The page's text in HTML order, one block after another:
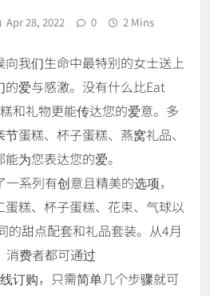
Apr 28, 2022 0 2 Mins
我们生命中最特别的女士送上
爱与感激。没有什么比Eat
和礼物更能传达您的爱意。多
蛋糕、杯子蛋糕、燕窝礼品、
为您表达您的爱。
系列有创意且精美的选项，
糕、杯子蛋糕、花束、气球以
的甜点配套和礼品套装。从4月
消费者都可通过
订购，只需简单几个步骤就可